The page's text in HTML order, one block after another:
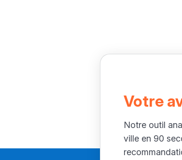
Votre
Notre outil
ville en 90